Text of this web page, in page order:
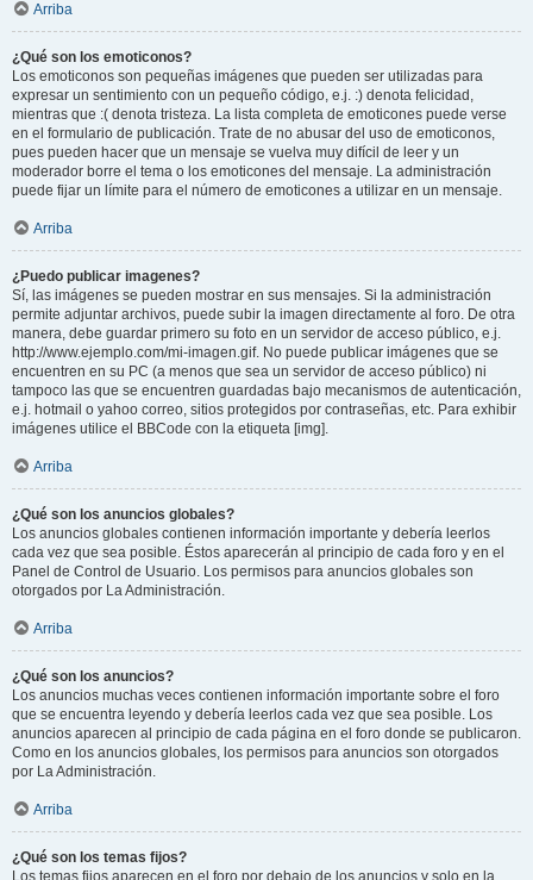
Arriba
¿Qué son los emoticonos?
Los emoticonos son pequeñas imágenes que pueden ser utilizadas para
expresar un sentimiento con un pequeño código, e.j. :) denota felicidad,
mientras que :( denota tristeza. La lista completa de emoticones puede verse
en el formulario de publicación. Trate de no abusar del uso de emoticonos,
pues pueden hacer que un mensaje se vuelva muy difícil de leer y un
moderador borre el tema o los emoticones del mensaje. La administración
puede fijar un límite para el número de emoticones a utilizar en un mensaje.
Arriba
¿Puedo publicar imagenes?
Sí, las imágenes se pueden mostrar en sus mensajes. Si la administración
permite adjuntar archivos, puede subir la imagen directamente al foro. De otra
manera, debe guardar primero su foto en un servidor de acceso público, e.j.
http://www.ejemplo.com/mi-imagen.gif. No puede publicar imágenes que se
encuentren en su PC (a menos que sea un servidor de acceso público) ni
tampoco las que se encuentren guardadas bajo mecanismos de autenticación,
e.j. hotmail o yahoo correo, sitios protegidos por contraseñas, etc. Para exhibir
imágenes utilice el BBCode con la etiqueta [img].
Arriba
¿Qué son los anuncios globales?
Los anuncios globales contienen información importante y debería leerlos
cada vez que sea posible. Éstos aparecerán al principio de cada foro y en el
Panel de Control de Usuario. Los permisos para anuncios globales son
otorgados por La Administración.
Arriba
¿Qué son los anuncios?
Los anuncios muchas veces contienen información importante sobre el foro
que se encuentra leyendo y debería leerlos cada vez que sea posible. Los
anuncios aparecen al principio de cada página en el foro donde se publicaron.
Como en los anuncios globales, los permisos para anuncios son otorgados
por La Administración.
Arriba
¿Qué son los temas fijos?
Los temas fijos aparecen en el foro por debajo de los anuncios y solo en la